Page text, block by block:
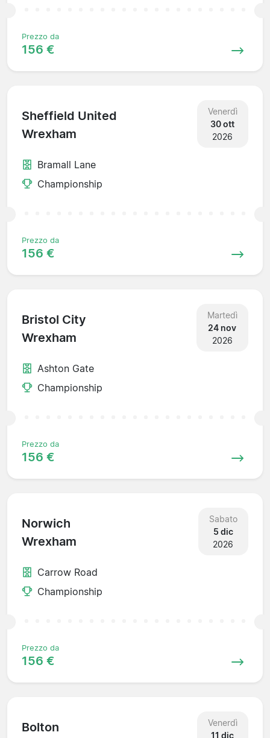
Prezzo da
156 €
Sheffield United
Wrexham
Venerdì
30 ott
2026
Bramall Lane
Championship
Prezzo da
156 €
Bristol City
Wrexham
Martedì
24 nov
2026
Ashton Gate
Championship
Prezzo da
156 €
Norwich
Wrexham
Sabato
5 dic
2026
Carrow Road
Championship
Prezzo da
156 €
Bolton
Venerdì
11 dic